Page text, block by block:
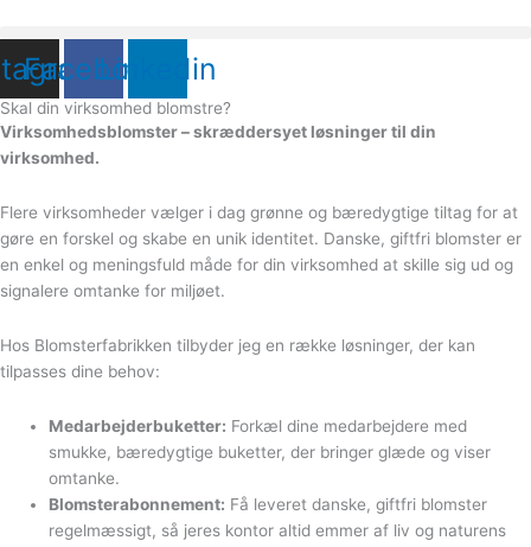
til
indholdet
FacebookLinkedin
Skal din virksomhed blomstre?
Virksomhedsblomster – skræddersyet løsninger til din
virksomhed.
Flere virksomheder vælger i dag grønne og bæredygtige tiltag for at
gøre en forskel og skabe en unik identitet. Danske, giftfri blomster er
en enkel og meningsfuld måde for din virksomhed at skille sig ud og
signalere omtanke for miljøet.
Hos Blomsterfabrikken tilbyder jeg en række løsninger, der kan
tilpasses dine behov:
Medarbejderbuketter: Forkæl dine medarbejdere med
smukke, bæredygtige buketter, der bringer glæde og viser
omtanke.
Blomsterabonnement: Få leveret danske, giftfri blomster
regelmæssigt, så jeres kontor altid emmer af liv og naturens